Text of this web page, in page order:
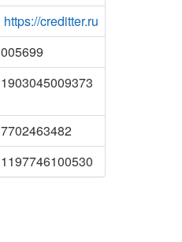
https://creditter.ru
005699
1903045009373
7702463482
1197746100530